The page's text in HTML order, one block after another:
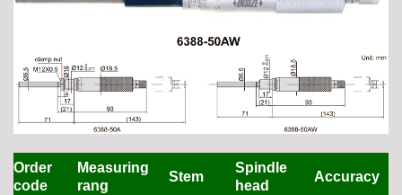
Order
code
Measuring
rang
Stem
Spindle
head
Accuracy